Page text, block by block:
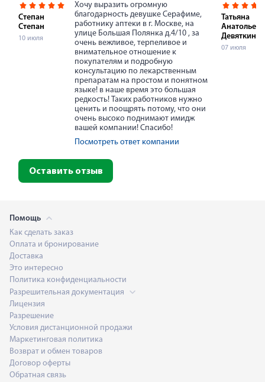
Степан
Степан
10 июля
Хочу выразить огромную
благодарность девушке Серафиме,
работнику аптеки в г. Москве, на
улице Большая Полянка д.4/10 , за
очень вежливое, терпеливое и
внимательное отношение к
покупателям и подробную
консультацию по лекарственным
препаратам на простом и понятном
языке! в наше время это большая
редкость! Таких работников нужно
ценить и поощрять потому, что они
очень высоко поднимают имидж
вашей компании! Спасибо!
Посмотреть ответ компании
Татьяна
Девяткина
07 июля
Оставить отзыв
Помощь
Как сделать заказ
Оплата и бронирование
Доставка
Это интересно
Политика конфиденциальности
Разрешительная документация
Лицензия
Разрешение
Условия дистанционной продажи
Маркетинговая политика
Возврат и обмен товаров
Договор оферты
Обратная связь